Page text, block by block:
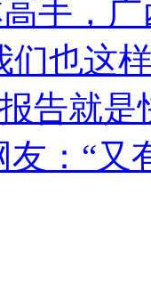
手，
们也这
告就
：“又